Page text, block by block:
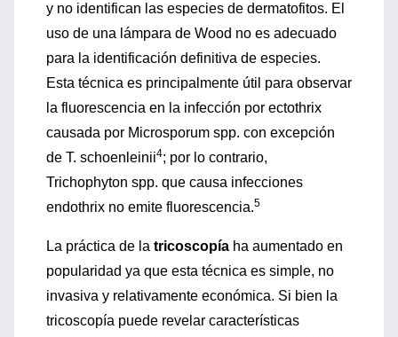
y no identifican las especies de dermatofitos. El
uso de una lámpara de Wood no es adecuado
para la identificación definitiva de especies.
Esta técnica es principalmente útil para observar
la fluorescencia en la infección por ectothrix
causada por Microsporum spp. con excepción
de T. schoenleinii4; por lo contrario,
Trichophyton spp. que causa infecciones
endothrix no emite fluorescencia.5
La práctica de la tricoscopía ha aumentado en
popularidad ya que esta técnica es simple, no
invasiva y relativamente económica. Si bien la
tricoscopía puede revelar características